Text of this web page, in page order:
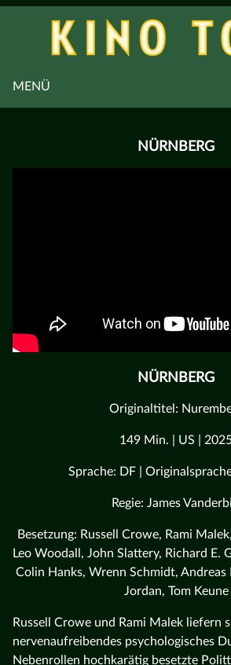
MENÜ
NÜRNBERG
NÜRNBERG
Originaltitel:
149 Min. | US |
Sprache: DF |
Regie: James
Besetzung: Russell Crowe, Rami
Leo Woodall, John Slattery, Richard E.
Colin Hanks, Wrenn Schmidt, Andreas
Jordan, Tom Keune
Russell Crowe und Rami Malek liefern
nervenaufreibendes psychologisches
Nebenrollen hochkarätig besetzte